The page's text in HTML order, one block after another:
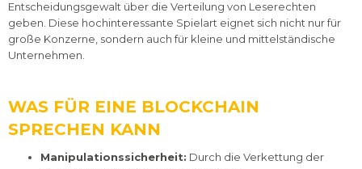
Entscheidungsgewalt über die Verteilung von Leserechten
geben. Diese hochinteressante Spielart eignet sich nicht nur für
große Konzerne, sondern auch für kleine und mittelständische
Unternehmen.
WAS FÜR EINE BLOCKCHAIN
SPRECHEN KANN
Manipulationssicherheit: Durch die Verkettung der